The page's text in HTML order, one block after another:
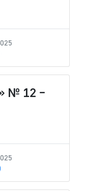
№ 12 –